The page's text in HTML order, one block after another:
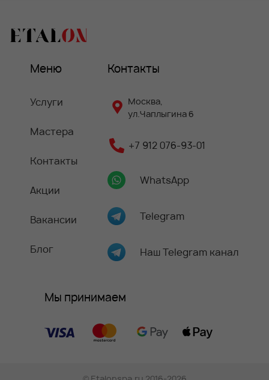
Меню
Услуги
Мастера
Контакты
Акции
Вакансии
Блог
Контакты
Москва,
ул.Чаплыгина 6
+7 912 076-93-01
WhatsApp
Telegram
Наш Telegram канал
Мы принимаем